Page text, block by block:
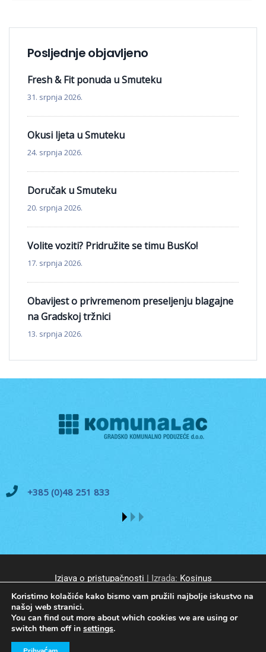
Posljednje objavljeno
Fresh & Fit ponuda u Smuteku
31. srpnja 2026.
Okusi ljeta u Smuteku
24. srpnja 2026.
Doručak u Smuteku
20. srpnja 2026.
Volite voziti? Pridružite se timu BusKo!
17. srpnja 2026.
Obavijest o privremenom preseljenju blagajne
na Gradskoj tržnici
13. srpnja 2026.
+385 (0)48 251 833
Izjava o pristupačnosti | Izrada: Kosinus
© GKP Komunalac Koprivnica d.o.o. Sva prava pridržana.
Koristimo kolačiće kako bismo vam pružili najbolje iskustvo na
našoj web stranici.
You can find out more about which cookies we are using or
switch them off in settings.